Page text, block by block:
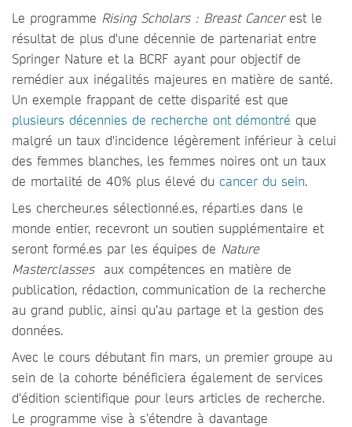
Le programme Rising Scholars : Breast Cancerest le
résultat de plus d'une décennie de partenariat entre
Springer Nature et la BCRF ayant pour objectif de
remédier aux inégalités majeures en matière de santé.
Un exemple frappant de cette disparité est que
plusieurs décennies de recherche ont démontré que
malgré un taux d'incidence légèrement inférieur à celui
des femmes blanches, les femmes noires ont un taux
de mortalité de 40% plus élevé du cancer du sein.
Les chercheur.es sélectionné.es, réparti.es dans le
monde entier, recevront un soutien supplémentaire et
seront formé.es par les équipes de Nature
Masterclassesaux compétences en matière de
publication, rédaction, communication de la recherche
au grand public, ainsi qu’au partage et la gestion des
données.
Avec le cours débutant fin mars, un premier groupe au
sein de la cohorte bénéficiera également de services
d'édition scientifique pour leurs articles de recherche.
Le programme vise à s’étendre à davantage